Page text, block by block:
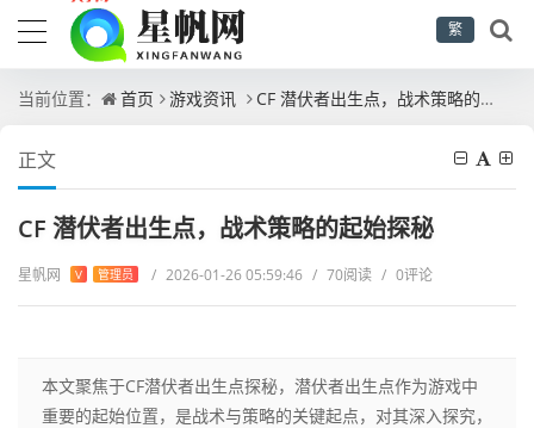
繁
当前位置： 首页 游戏资讯 CF 潜伏者出生点，战术策略的起始探秘
正文
CF 潜伏者出生点，战术策略的起始探秘
星帆网 V 管理员 / 2026-01-26 05:59:46 / 70阅读 / 0评论
本文聚焦于CF潜伏者出生点探秘，潜伏者出生点作为游戏中
重要的起始位置，是战术与策略的关键起点，对其深入探究，